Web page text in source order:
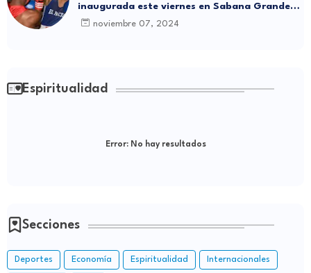
inaugurada este viernes en Sabana Grande
de Boyá
noviembre 07, 2024
Espiritualidad
Error:No hay resultados
Secciones
Deportes Economía Espiritualidad Internacionales